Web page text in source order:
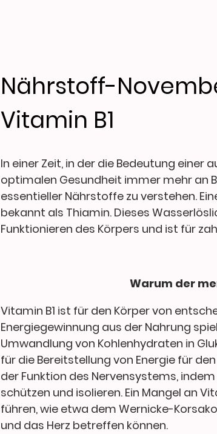
Nährstoff-
Vitamin B1
In einer Zeit, in der die Bedeutung
optimalen Gesundheit immer mehr an
essentieller Nährstoffe zu verstehen.
bekannt als Thiamin. Dieses
Funktionieren des Körpers und ist für
Warum der
Vitamin B1 ist für den Körper von
Energiegewinnung aus der Nahrung
Umwandlung von Kohlenhydraten in
für die Bereitstellung von Energie für
der Funktion des Nervensystems,
schützen und isolieren. Ein Mangel an
führen, wie etwa dem Wernicke-
und das Herz betreffen können.